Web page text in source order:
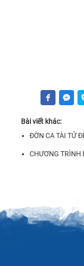
Bài viết khác:
ĐỜN CA TÀI TỬ
CHƯƠNG TRÌNH